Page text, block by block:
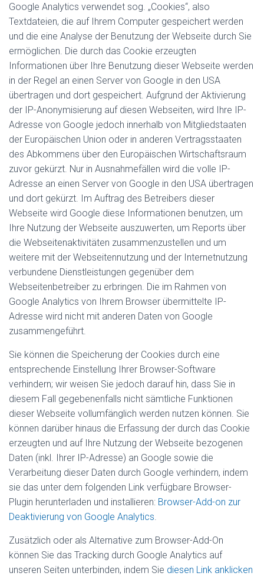
Google Analytics verwendet sog. „Cookies“, also
Textdateien, die auf Ihrem Computer gespeichert werden
und die eine Analyse der Benutzung der Webseite durch Sie
ermöglichen. Die durch das Cookie erzeugten
Informationen über Ihre Benutzung dieser Webseite werden
in der Regel an einen Server von Google in den USA
übertragen und dort gespeichert. Aufgrund der Aktivierung
der IP-Anonymisierung auf diesen Webseiten, wird Ihre IP-
Adresse von Google jedoch innerhalb von Mitgliedstaaten
der Europäischen Union oder in anderen Vertragsstaaten
des Abkommens über den Europäischen Wirtschaftsraum
zuvor gekürzt. Nur in Ausnahmefällen wird die volle IP-
Adresse an einen Server von Google in den USA übertragen
und dort gekürzt. Im Auftrag des Betreibers dieser
Webseite wird Google diese Informationen benutzen, um
Ihre Nutzung der Webseite auszuwerten, um Reports über
die Webseitenaktivitäten zusammenzustellen und um
weitere mit der Webseitennutzung und der Internetnutzung
verbundene Dienstleistungen gegenüber dem
Webseitenbetreiber zu erbringen. Die im Rahmen von
Google Analytics von Ihrem Browser übermittelte IP-
Adresse wird nicht mit anderen Daten von Google
zusammengeführt.
Sie können die Speicherung der Cookies durch eine
entsprechende Einstellung Ihrer Browser-Software
verhindern; wir weisen Sie jedoch darauf hin, dass Sie in
diesem Fall gegebenenfalls nicht sämtliche Funktionen
dieser Webseite vollumfänglich werden nutzen können. Sie
können darüber hinaus die Erfassung der durch das Cookie
erzeugten und auf Ihre Nutzung der Webseite bezogenen
Daten (inkl. Ihrer IP-Adresse) an Google sowie die
Verarbeitung dieser Daten durch Google verhindern, indem
sie das unter dem folgenden Link verfügbare Browser-
Plugin herunterladen und installieren: Browser-Add-on zur
Deaktivierung von Google Analytics.
Zusätzlich oder als Alternative zum Browser-Add-On
können Sie das Tracking durch Google Analytics auf
unseren Seiten unterbinden, indem Sie diesen Link anklicken